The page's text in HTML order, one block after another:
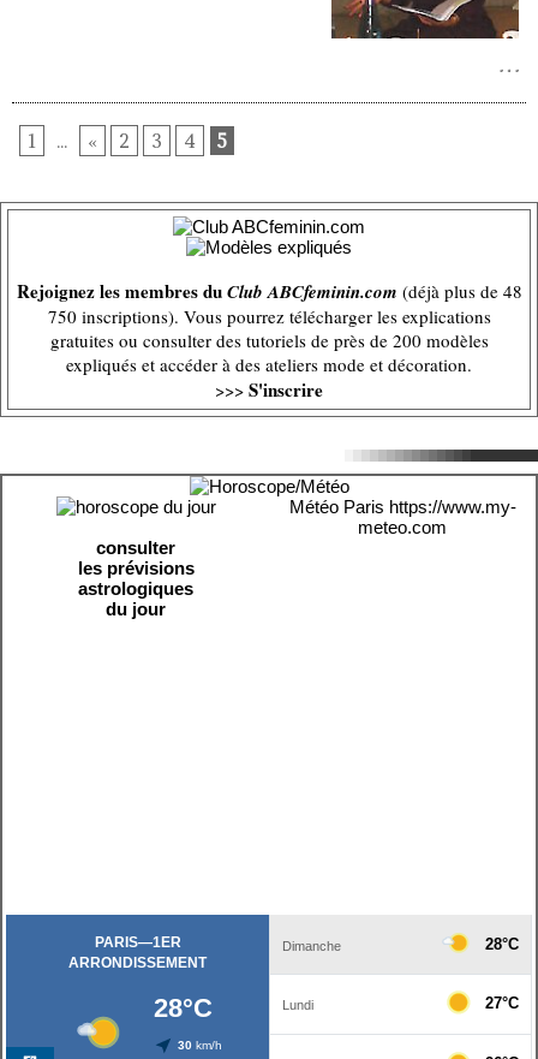
1 ... « 2 3 4 5
Rejoignez les membres duClub ABCfeminin.com (déjà plus de 48
750 inscriptions). Vous pourrez télécharger les explications
gratuites ou consulter des tutoriels de près de 200 modèles
expliqués et accéder à des ateliers mode et décoration.
>>> S'inscrire
consulter
les prévisions
astrologiques
du jour
Météo Paris https://www.my-
meteo.com